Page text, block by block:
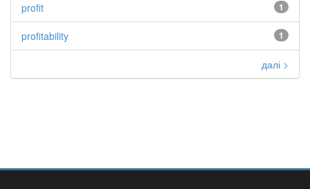
1
profit
1
profitability
далі >